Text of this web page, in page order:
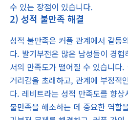
수 있는 장점이 있습니다.
2) 성적 불만족 해결
성적 불만족은 커플 관계에서 갈등
다. 발기부전은 많은 남성들이 경
서의 만족도가 떨어질 수 있습니다
거리감을 초래하고, 관계에 부정적
다. 레비트라는 성적 만족도를 향상
불만족을 해소하는 데 중요한 역할